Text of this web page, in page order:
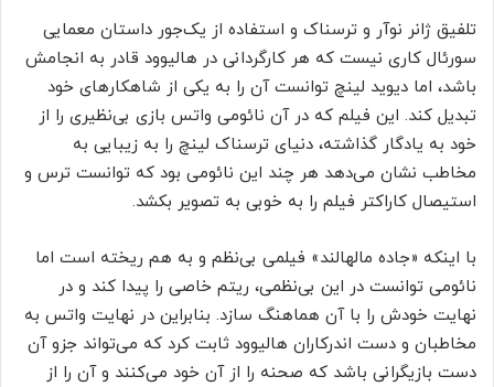
تلفیق ژانر نوآر و ترسناک و استفاده از یک‌جور داستان معمایی
سورئال کاری نیست که هر کارگردانی در هالیوود قادر به انجامش
باشد، اما دیوید لینچ توانست آن را به یکی از شاهکارهای خود
تبدیل کند. این فیلم که در آن نائومی واتس بازی بی‌نظیری را از
خود به یادگار گذاشته، دنیای ترسناک لینچ را به زیبایی به
مخاطب نشان می‌دهد هر چند این نائومی بود که توانست ترس و
استیصال کاراکتر فیلم را به خوبی به تصویر بکشد.
با اینکه «جاده مالهالند» فیلمی بی‌نظم و به هم ریخته است اما
نائومی توانست در این بی‌نظمی، ریتم خاصی را پیدا کند و در
نهایت خودش را با آن هماهنگ سازد. بنابراین در نهایت واتس به
مخاطبان و دست اندرکاران هالیوود ثابت کرد که می‌تواند جزو آن
دست بازیگرانی باشد که صحنه را از آن خود می‌کنند و آن را از